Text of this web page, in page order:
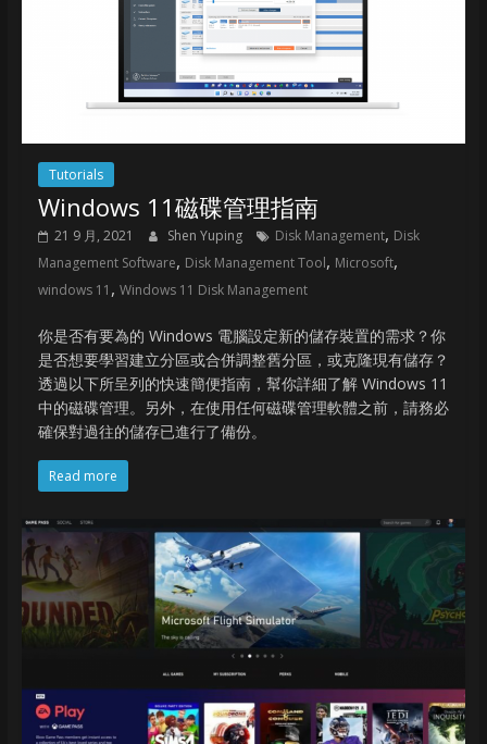
Tutorials
Windows 11磁碟管理指南
21 9 月, 2021 Shen Yuping Disk Management, Disk
Management Software, Disk Management Tool, Microsoft,
windows 11 , Windows 11 Disk Management
你是否有要為的 Windows 電腦設定新的儲存裝置的需求？你
是否想要學習建立分區或合併調整舊分區，或克隆現有儲存？
透過以下所呈列的快速簡便指南，幫你詳細了解 Windows 11
中的磁碟管理。另外，在使用任何磁碟管理軟體之前，請務必
確保對過往的儲存已進行了備份。
Read more